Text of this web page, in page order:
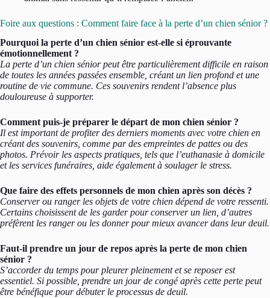
Foire aux questions : Comment faire face à la perte d’un chien sénior ?
Pourquoi la perte d’un chien sénior est-elle si éprouvante
émotionnellement ?
La perte d’un chien sénior peut être particulièrement difficile en raison
de toutes les années passées ensemble, créant un lien profond et une
routine de vie commune. Ces souvenirs rendent l’absence plus
douloureuse à supporter.
Comment puis-je préparer le départ de mon chien sénior ?
Il est important de profiter des derniers moments avec votre chien en
créant des souvenirs, comme par des empreintes de pattes ou des
photos. Prévoir les aspects pratiques, tels que l’euthanasie à domicile
et les services funéraires, aide également à soulager le stress.
Que faire des effets personnels de mon chien après son décès ?
Conserver ou ranger les objets de votre chien dépend de votre ressenti.
Certains choisissent de les garder pour conserver un lien, d’autres
préfèrent les ranger ou les donner pour mieux avancer dans leur deuil.
Faut-il prendre un jour de repos après la perte de mon chien
sénior ?
S’accorder du temps pour pleurer pleinement et se reposer est
essentiel. Si possible, prendre un jour de congé après cette perte peut
être bénéfique pour débuter le processus de deuil.